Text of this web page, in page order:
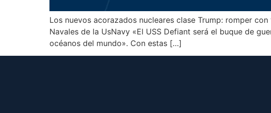
Los nuevos acorazados nucleares clase Trump: romper
Navales de la UsNavy «El USS Defiant será el buque de
océanos del mundo». Con estas […]